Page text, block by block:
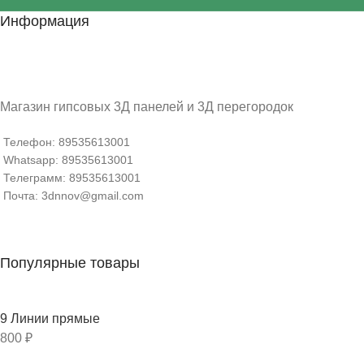
Информация
Магазин гипсовых 3Д панелей и 3Д перегородок
Телефон: 89535613001
Whatsapp: 89535613001
Телеграмм: 89535613001
Почта: 3dnnov@gmail.com
Популярные товары
9 Линии прямые
800 ₽